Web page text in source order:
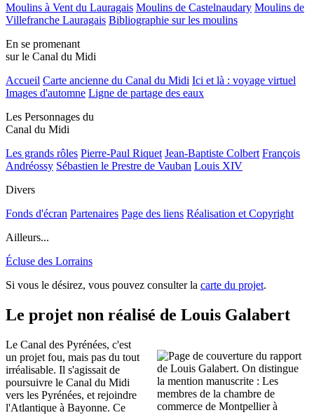
Moulins à Vent du Lauragais Moulins de Castelnaudary Moulins de
Villefranche Lauragais Bibliographie sur les moulins
En se promenant
sur le Canal du Midi
Accueil Carte ancienne du Canal du Midi Ici et là : voyage virtuel
Images d'automne Ligne de partage des eaux
Les Personnages du
Canal du Midi
Les grands rôles Pierre-Paul Riquet Jean-Baptiste Colbert François
Andréossy Sébastien le Prestre de Vauban Louis XIV
Divers
Fonds d'écran Partenaires Page des liens Réalisation et Copyright
Ailleurs...
Écluse des Lorrains
Si vous le désirez, vous pouvez consulter la carte du projet.
Le projet non réalisé de Louis Galabert
Le Canal des Pyrénées, c'est
un projet fou, mais pas du tout
irréalisable. Il s'agissait de
poursuivre le Canal du Midi
vers les Pyrénées, et rejoindre
l'Atlantique à Bayonne. Ce